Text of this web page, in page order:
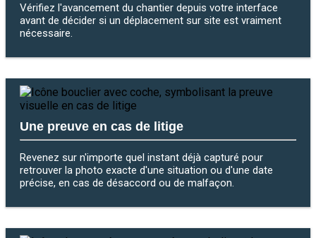
Vérifiez l'avancement du chantier depuis votre interface
avant de décider si un déplacement sur site est vraiment
nécessaire.
Une preuve en cas de litige
Revenez sur n'importe quel instant déjà capturé pour
retrouver la photo exacte d'une situation ou d'une date
précise, en cas de désaccord ou de malfaçon.